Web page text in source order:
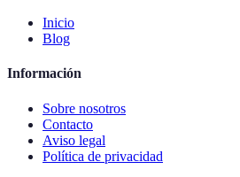
Inicio
Blog
Información
Sobre nosotros
Contacto
Aviso legal
Política de privacidad